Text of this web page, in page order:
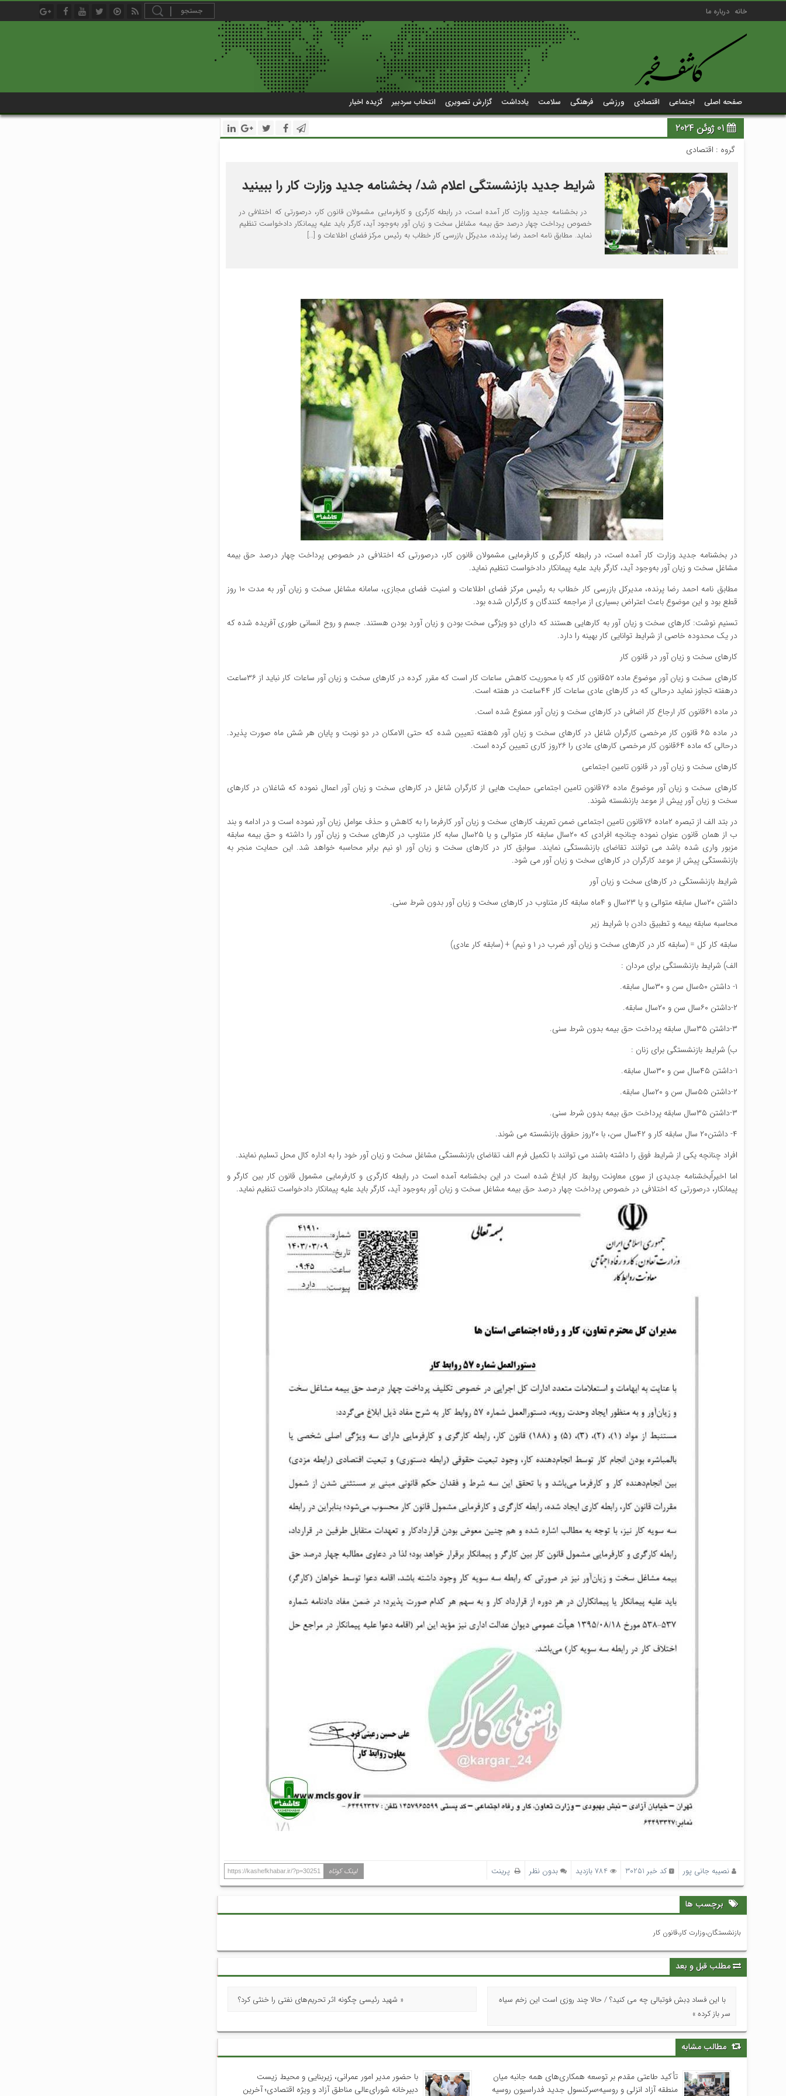
خانه درباره ما
صفحه اصلی اجتماعی اقتصادی ورزشی فرهنگی سلامت یادداشت گزارش تصویری انتخاب سردبیر گزیده اخبار
01 ژوئن 2024
گروه : اقتصادی
شرایط جدید بازنشستگی اعلام شد/ بخشنامه جدید وزارت کار را ببینید
در بخشنامه جدید وزارت کار آمده است، در رابطه کارگری و کارفرمایی مشمولان قانون کار، درصورتی که اختلافی در
خصوص پرداخت چهار درصد حق بیمه مشاغل سخت و زیان آور به‌وجود آید، کارگر باید علیه پیمانکار دادخواست تنظیم
نماید. مطابق نامه احمد رضا پرنده،‌ مدیرکل بازرسی کار خطاب به رئیس مرکز فضای اطلاعات و […]
در بخشنامه جدید وزارت کار آمده است، در رابطه کارگری و کارفرمایی مشمولان قانون کار، درصورتی که اختلافی در خصوص پرداخت چهار درصد حق بیمه
مشاغل سخت و زیان آور به‌وجود آید، کارگر باید علیه پیمانکار دادخواست تنظیم نماید.
مطابق نامه احمد رضا پرنده،‌ مدیرکل بازرسی کار خطاب به رئیس مرکز فضای اطلاعات و امنیت فضای مجازی، سامانه مشاغل سخت و زیان آور به مدت ۱۰ روز
قطع بود و این موضوع باعث اعتراض بسیاری از مراجعه کنندگان و کارگران شده بود.
تسنیم نوشت: کارهای سخت و زیان آور به کارهایی هستند که دارای دو ویژگی سخت بودن و زیان آورد بودن هستند. جسم و روح انسانی طوری آفریده شده که
در یک محدوده خاصی از شرایط توانایی کار بهینه را دارد.
کارهای سخت و زیان آور در قانون کار
کارهای سخت و زیان آور موضوع ماده ۵۲قانون کار که با محوریت کاهش ساعات کار است که مقرر کرده در کارهای سخت و زیان آور ساعات کار نباید از ۳۶ساعت
درهفته تجاوز نماید درحالی که در کارهای عادی ساعات کار ۴۴ساعت در هفته است.
در ماده ۶۱قانون کار ارجاع کار اضافی در کارهای سخت و زیان آور ممنوع شده است.
در ماده ۶۵ قانون کار مرخصی کارگران شاغل در کارهای سخت و زیان آور ۵هفته تعیین شده که حتی الامکان در دو نوبت و پایان هر شش ماه صورت پذیرد.
درحالی که ماده ۶۴قانون کار مرخصی کارهای عادی را ۲۶روز کاری تعیین کرده است.
کارهای سخت و زیان آور در قانون تامین اجتماعی
کارهای سخت و زیان آور موضوع ماده ۷۶قانون تامین اجتماعی حمایت هایی از کارگران شاغل در کارهای سخت و زیان آور اعمال نموده که شاغلان در کارهای
سخت و زیان آور پیش از موعد بازنشسته شوند.
در بتد الف از تبصره ۲ماده ۷۶قانون تامین اجتماعی ضمن تعریف کارهای سخت و زیان آور کارفرما را به کاهش و حذف عوامل زیان آور نموده است و در ادامه و بند
ب از همان قانون عنوان نموده چنانچه افرادی که ۲۰سال سابقه کار متوالی و یا ۲۵سال سابه کار متناوب در کارهای سخت و زیان آور را داشته و حق بیمه سابقه
مزبور واری شده باشد می توانند تقاضای بازنشستگی نمایند. سوابق کار در کارهای سخت و زیان آور ۱و نیم برابر محاسبه خواهد شد. این حمایت منجر به
بازنشستگی پیش از موعد کارگران در کارهای سخت و زیان آور می شود.
شرایط بازنشستگی در کارهای سخت و زیان آور
داشتن ۲۰سال سابقه متوالی و یا ۲۳سال و ۴ماه سابقه کار متناوب در کارهای سخت و زیان آور بدون شرط سنی.
محاسبه سابقه بیمه و تطبیق دادن با شرایط زیر
سابقه کار کل = (سابقه کار در کارهای سخت و زیان آور ضرب در ۱ و نیم) + (سابقه کار عادی)
الف) شرایط بازنشستگی برای مردان :
۱- داشتن ۵۰سال سن و ۳۰سال سابقه.
۲-داشتن ۶۰سال سن و ۲۰سال سابقه.
۳-داشتن ۳۵سال سابقه پرداخت حق بیمه بدون شرط سنی.
ب) شرایط بازنشستگی برای زنان :
۱-داشتن ۴۵سال سن و ۳۰سال سابقه.
۲-داشتن ۵۵سال سن و ۲۰سال سابقه.
۳-داشتن ۳۵سال سابقه پرداخت حق بیمه بدون شرط سنی.
۴- داشتن۲۰ سال سابقه کار و ۴۲سال سن، با ۲۰روز حقوق بازنشسته می شوند.
افراد چنانچه یکی از شرایط فوق را داشته باشند می توانند با تکمیل فرم الف تقاضای بازنشستگی مشاغل سخت و زیان آور خود را به اداره کال محل تسلیم نمایند.
اما اخیراً‌بخشنامه جدیدی از سوی معاونت روابط کار ابلاغ شده است در این بخشنامه آمده است در رابطه کارگری و کارفرمایی مشمول قانون کار بین کارگر و
پیمانکار، درصورتی که اختلافی در خصوص پرداخت چهار درصد حق بیمه مشاغل سخت و زیان آور به‌وجود آید، کارگر باید علیه پیمانکار دادخواست تنظیم نماید.
نصیبه جانی پور کد خبر 30251 784 بازدید بدون نظر پرینت لینک کوتاه https://kashefkhabar.ir/?p=30251
برچسب ها
بازنشستگان،وزارت کار،قانون کار
مطلب قبل و بعد
با این فساد دِبش فوتبالی چه می کنید؟ / حالا چند روزی است این زخم سیاه
سر باز کرده »
« شهید رئیسی چگونه اثر تحریم‌های نفتی را خنثی کرد؟
مطالب مشابه
تأکید طاعتی مقدم بر توسعه همکاری‌های همه جانبه میان
منطقه آزاد انزلی و روسیه؛سرکنسول جدید فدراسیون روسیه
با حضور مدیر امور عمرانی، زیربنایی و محیط زیست
دبیرخانه شورای‌عالی مناطق آزاد و ویژه اقتصادی؛ آخرین